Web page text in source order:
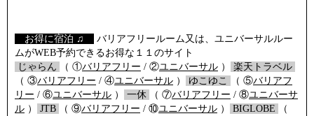
お得に宿泊 ♫
バリアフリールーム又は、ユニバーサルルー
ムがWEB予約できるお得な１１のサイト
じゃらん （ ①バリアフリー / ②ユニバーサル ） 楽天トラベル
（ ③バリアフリー / ④ユニバーサル ） ゆこゆこ （ ⑤バリアフ
リー / ⑥ユニバーサル ） 一休 （ ⑦バリアフリー / ⑧ユニバーサ
ル ） JTB （ ⑨バリアフリー / ⑩ユニバーサル ） BIGLOBE
（